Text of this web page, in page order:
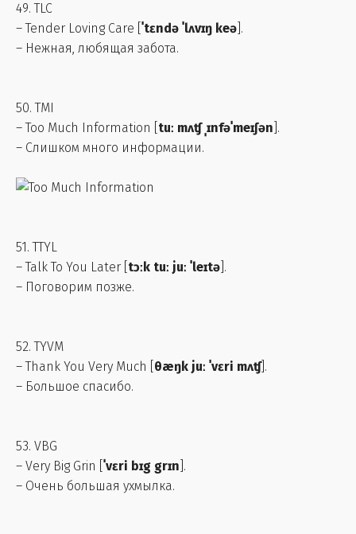
49. TLC
– Tender Loving Care [ ˈtɛndə ˈlʌvɪŋ keə ].
– Нежная, любящая забота.
50. TMI
– Too Much Information [ tuː mʌʧ ˌɪnfəˈmeɪʃən ].
– Слишком много информации.
51. TTYL
– Talk To You Later [ tɔːk tuː juː ˈleɪtə ].
– Поговорим позже.
52. TYVM
– Thank You Very Much [ θæŋk juː ˈvɛri mʌʧ].
– Большое спасибо.
53. VBG
– Very Big Grin [ ˈvɛri bɪg grɪn ].
– Очень большая ухмылка.